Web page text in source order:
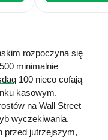
rozpoczyna się
minimalnie
100 nieco cofają
kasowym.
na Wall Street
wyczekiwania.
przed jutrzejszym,